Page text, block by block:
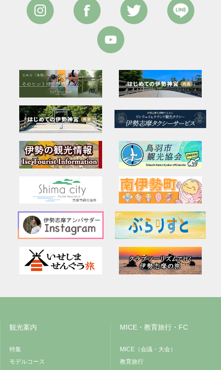
観光案内
特集
モデルコース
MICE・教育旅行・FC
MICE（会議・大会）
教育旅行